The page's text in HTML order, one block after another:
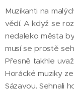
Muzikanti na
vědí. A když se
nedaleko města
musí se prostě
Přesně takhle
Horácké muziky
Sázavou. Sehnali